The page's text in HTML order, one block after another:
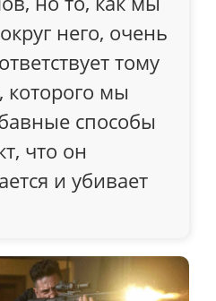
него, очень
тому
которого мы
способы
что он
и убивает